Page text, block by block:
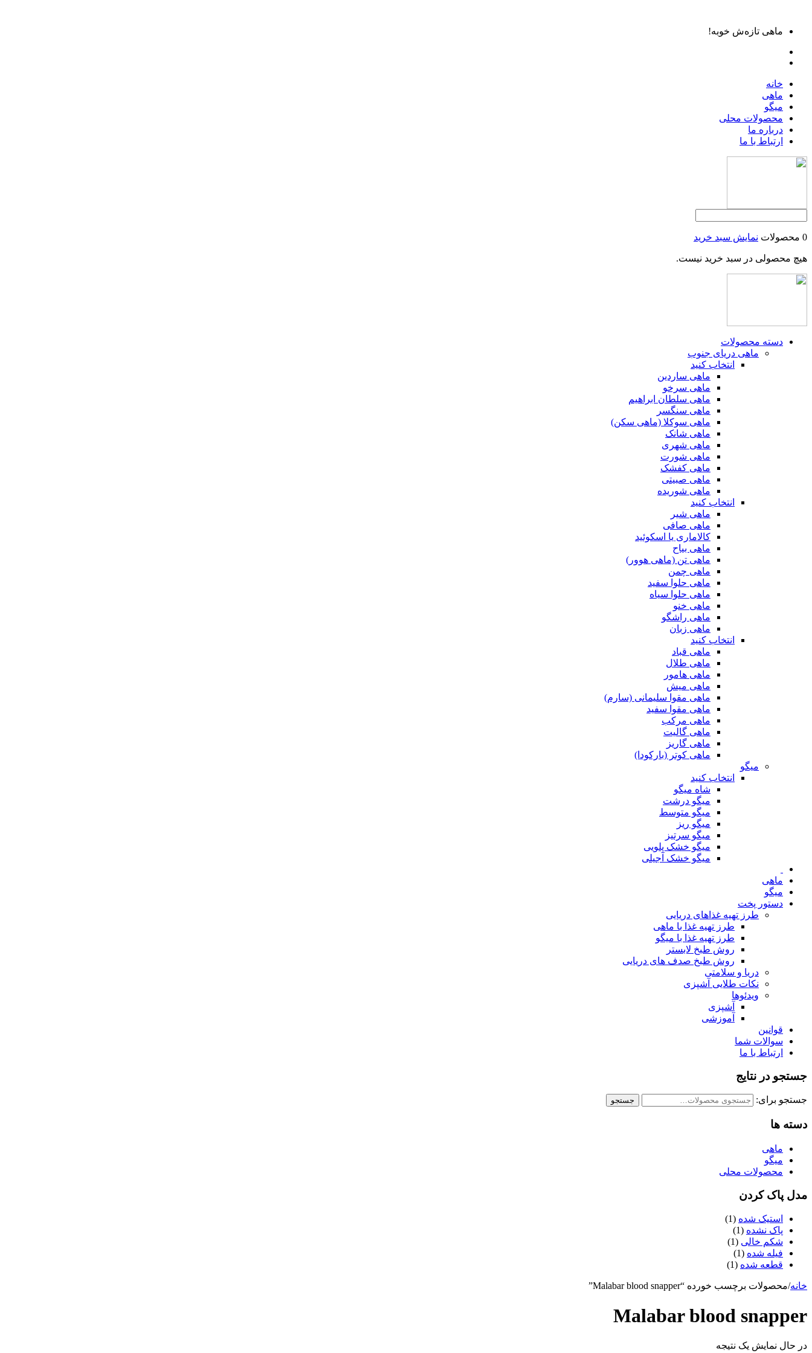
ماهی تازه‌ش خوبه!
خانه
ماهی
میگو
محصولات محلی
درباره ما
ارتباط با ما
0 محصولات نمایش سبد خرید
هیچ محصولی در سبد خرید نیست.
دسته محصولات
ماهی دریای جنوب
انتخاب کنید
ماهی ساردین
ماهی سرخو
ماهی سلطان ابراهیم
ماهی سنگسر
ماهی سوکلا (ماهی سکن)
ماهی شانک
ماهی شهری
ماهی شورت
ماهی کفشک
ماهی صبیتی
ماهی شوریده
انتخاب کنید
ماهی شیر
ماهی صافی
کالاماری یا اسکوئید
ماهی بیاح
ماهی تن (ماهی هوور)
ماهی چمن
ماهی حلوا سفید
ماهی حلوا سیاه
ماهی خنو
ماهی راشگو
ماهی زبان
انتخاب کنید
ماهی قباد
ماهی طلال
ماهی هامور
ماهی میش
ماهی مقوا سلیمانی (سارم)
ماهی مقوا سفید
ماهی مرکب
ماهی گالیت
ماهی گاریز
ماهی کوتر (بارکودا)
میگو
انتخاب کنید
شاه میگو
میگو درشت
میگو متوسط
میگو ریز
میگو سرتیز
میگو خشک پلویی
میگو خشک آجیلی
ماهی
میگو
دستور پخت
طرز تهیه غذاهای دریایی
طرز تهیه غذا با ماهی
طرز تهیه غذا با میگو
روش طبخ لابستر
روش طبخ صدف های دریایی
دریا و سلامتی
نکات طلایی آشپزی
ویدئوها
آشپزی
آموزشی
قوانین
سوالات شما
ارتباط با ما
جستجو در نتایج
جستجو برای: جستجو
دسته ها
ماهی
میگو
محصولات محلی
مدل پاک کردن
استیک شده (1)
پاک نشده (1)
شکم خالی (1)
فیله شده (1)
قطعه شده (1)
خانه/محصولات برچسب خورده “Malabar blood snapper”
Malabar blood snapper
در حال نمایش یک نتیجه